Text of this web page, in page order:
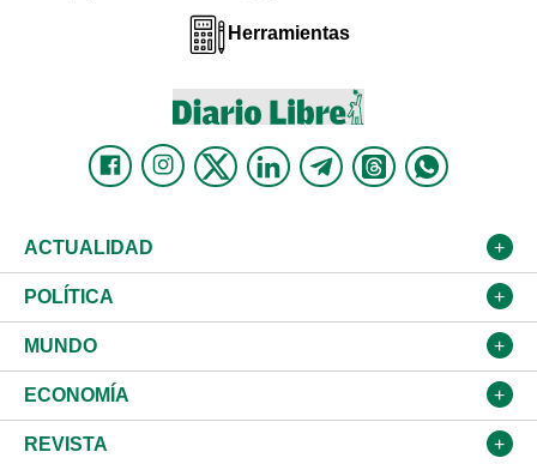
Herramientas
ACTUALIDAD
Nacional
Ciudad
Educación
Salud
POLÍTICA
Partidos
JCE
TSE
MUNDO
Estados Unidos
América Latina
ECONOMÍA
Finanzas
REVISTA